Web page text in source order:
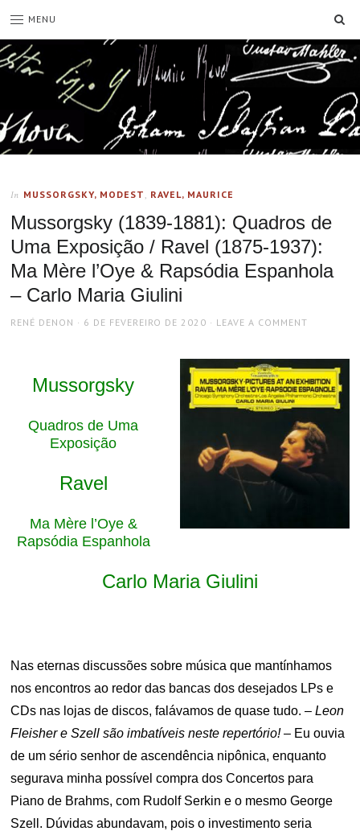
MENU
In MUSSORGSKY, MODEST , RAVEL, MAURICE
Mussorgsky (1839-1881): Quadros de
Uma Exposição / Ravel (1875-1937):
Ma Mère l’Oye & Rapsódia Espanhola
– Carlo Maria Giulini
AUTHOR
RENÉ DENON
POSTED
6 DE FEVEREIRO DE 2020 LEAVE A COMMENT
Mussorgsky
Quadros de Uma
Exposição
Ravel
Ma Mère l’Oye &
Rapsódia Espanhola
Carlo Maria Giulini
Nas eternas discussões sobre música que mantínhamos
nos encontros ao redor das bancas dos desejados LPs e
CDs nas lojas de discos, falávamos de quase tudo. –Leon
Fleisher e Szell são imbatíveis neste repertório!– Eu ouvia
de um sério senhor de ascendência nipônica, enquanto
segurava minha possível compra dos Concertos para
Piano de Brahms, com Rudolf Serkin e o mesmo George
Szell. Dúvidas abundavam, pois o investimento seria